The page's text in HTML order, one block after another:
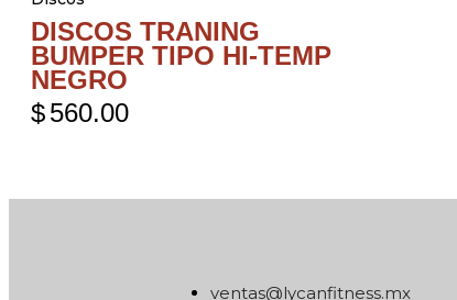
DISCOS TRANING
BUMPER TIPO HI-TEMP
NEGRO
$560.00
xm.ssentifnacyl@satnev